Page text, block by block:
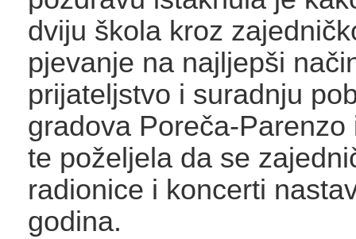
dviju škola kroz
pjevanje na najljepši
prijateljstvo i suradnju
gradova Poreča-Parenzo
te poželjela da se
radionice i koncerti
godina.